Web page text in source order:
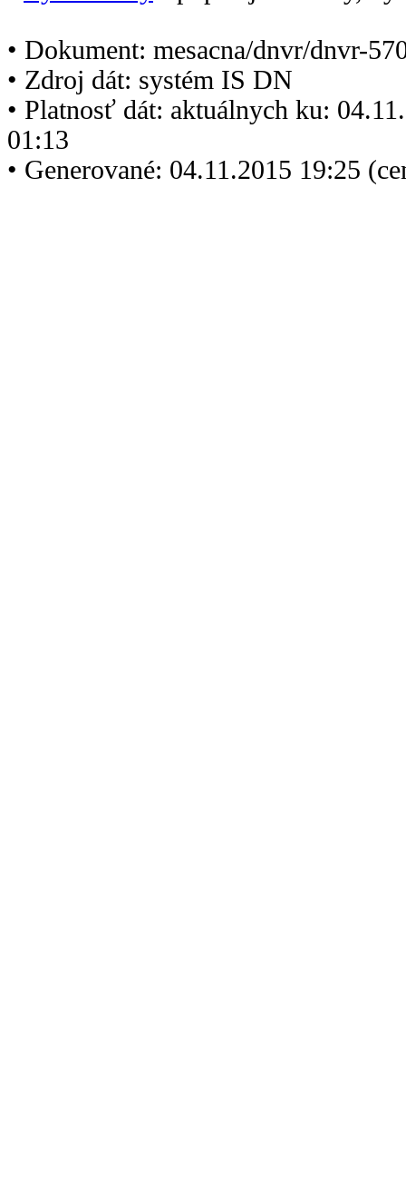
• Dokument: mesacna/dnvr/dnvr-
• Zdroj dát: systém IS DN
• Platnosť dát: aktuálnych ku:
01:13
• Generované: 04.11.2015 19:25